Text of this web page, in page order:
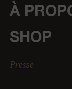
À
SHOP
Presse